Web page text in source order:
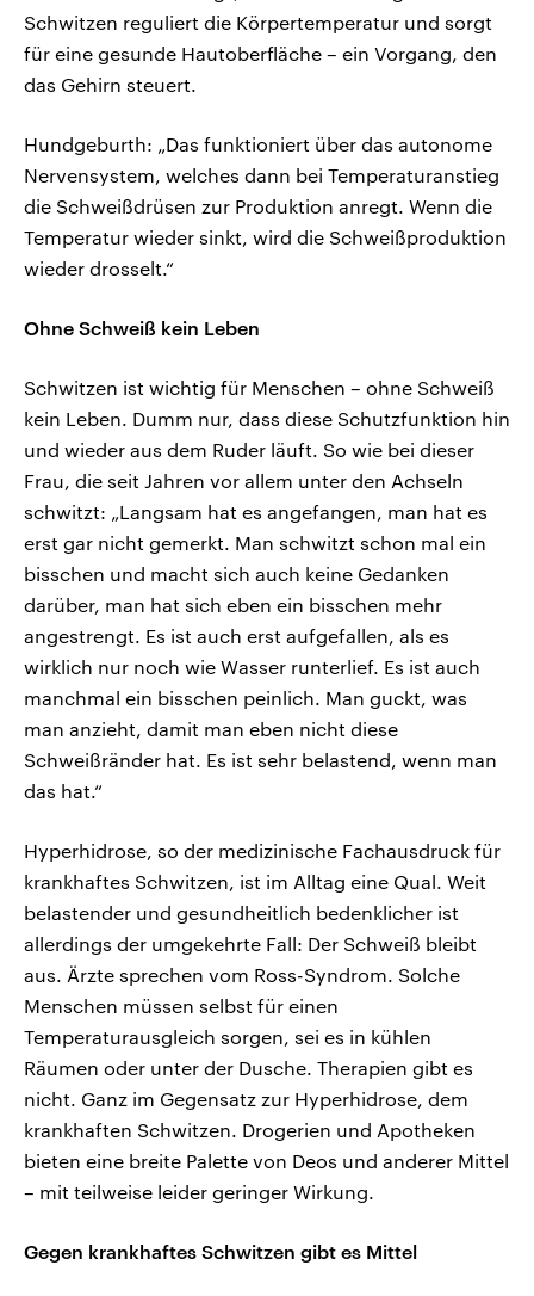
Schwitzen reguliert die Körpertemperatur und sorgt
für eine gesunde Hautoberfläche – ein Vorgang, den
das Gehirn steuert.
Hundgeburth: „Das funktioniert über das autonome
Nervensystem, welches dann bei Temperaturanstieg
die Schweißdrüsen zur Produktion anregt. Wenn die
Temperatur wieder sinkt, wird die Schweißproduktion
wieder drosselt.“
Ohne Schweiß kein Leben
Schwitzen ist wichtig für Menschen – ohne Schweiß
kein Leben. Dumm nur, dass diese Schutzfunktion hin
und wieder aus dem Ruder läuft. So wie bei dieser
Frau, die seit Jahren vor allem unter den Achseln
schwitzt: „Langsam hat es angefangen, man hat es
erst gar nicht gemerkt. Man schwitzt schon mal ein
bisschen und macht sich auch keine Gedanken
darüber, man hat sich eben ein bisschen mehr
angestrengt. Es ist auch erst aufgefallen, als es
wirklich nur noch wie Wasser runterlief. Es ist auch
manchmal ein bisschen peinlich. Man guckt, was
man anzieht, damit man eben nicht diese
Schweißränder hat. Es ist sehr belastend, wenn man
das hat.“
Hyperhidrose, so der medizinische Fachausdruck für
krankhaftes Schwitzen, ist im Alltag eine Qual. Weit
belastender und gesundheitlich bedenklicher ist
allerdings der umgekehrte Fall: Der Schweiß bleibt
aus. Ärzte sprechen vom Ross-Syndrom. Solche
Menschen müssen selbst für einen
Temperaturausgleich sorgen, sei es in kühlen
Räumen oder unter der Dusche. Therapien gibt es
nicht. Ganz im Gegensatz zur Hyperhidrose, dem
krankhaften Schwitzen. Drogerien und Apotheken
bieten eine breite Palette von Deos und anderer Mittel
– mit teilweise leider geringer Wirkung.
Gegen krankhaftes Schwitzen gibt es Mittel